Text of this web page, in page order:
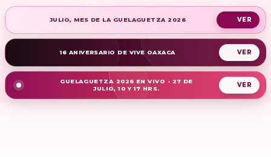
JULIO, MES DE LA GUELAGUETZA 2026
16 ANIVERSARIO DE VIVE OAXACA
GUELAGUETZA 2026 EN VIVO - 27 DE
JULIO, 10 Y 17 HRS.